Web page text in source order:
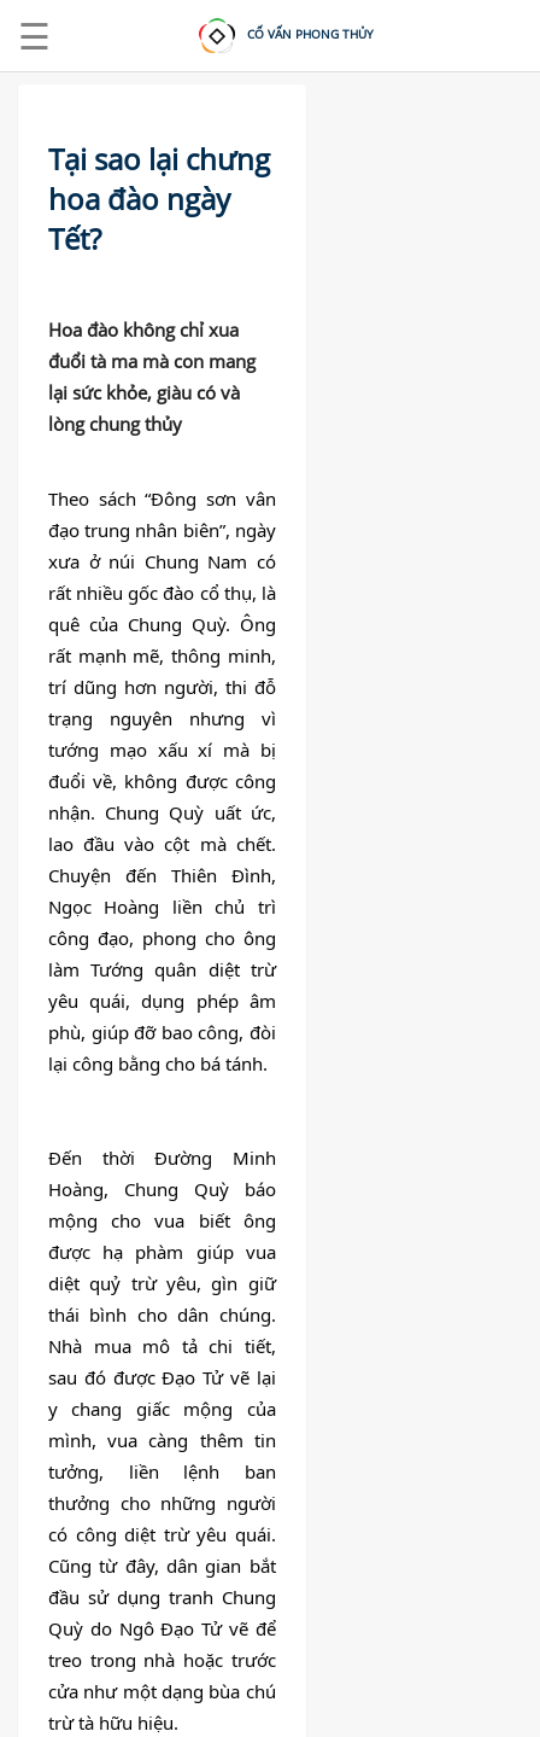
TRANG
KHOÁ
HỌC
VỤ
VIẾT
☰ CỐ VẤN PHONG THỦY
Tại sao lại chưng
hoa đào ngày
Tết?
Hoa đào không chỉ xua
đuổi tà ma mà con mang
lại sức khỏe, giàu có và
lòng chung thủy
Theo sách “Đông sơn vân
đạo trung nhân biên”, ngày
xưa ở núi Chung Nam có
rất nhiều gốc đào cổ thụ, là
quê của Chung Quỳ. Ông
rất mạnh mẽ, thông minh,
trí dũng hơn người, thi đỗ
trạng nguyên nhưng vì
tướng mạo xấu xí mà bị
đuổi về, không được công
nhận. Chung Quỳ uất ức,
lao đầu vào cột mà chết.
Chuyện đến Thiên Đình,
Ngọc Hoàng liền chủ trì
công đạo, phong cho ông
làm Tướng quân diệt trừ
yêu quái, dụng phép âm
phù, giúp đỡ bao công, đòi
lại công bằng cho bá tánh.
Đến thời Đường Minh
Hoàng, Chung Quỳ báo
mộng cho vua biết ông
được hạ phàm giúp vua
diệt quỷ trừ yêu, gìn giữ
thái bình cho dân chúng.
Nhà mua mô tả chi tiết,
sau đó được Đạo Tử vẽ lại
y chang giấc mộng của
mình, vua càng thêm tin
tưởng, liền lệnh ban
thưởng cho những người
có công diệt trừ yêu quái.
Cũng từ đây, dân gian bắt
đầu sử dụng tranh Chung
Quỳ do Ngô Đạo Tử vẽ để
treo trong nhà hoặc trước
cửa như một dạng bùa chú
trừ tà hữu hiệu.